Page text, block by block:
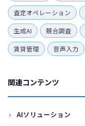
査定オペレーション
生成AI
競合調査
賃貸管理
音声入力
関連コンテンツ
AIソリューション